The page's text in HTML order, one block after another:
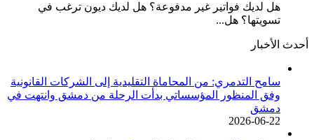
هل لديك فواتير غير مدفوعة؟ هل لديك ديون ترغب في
تسويتها؟ هل...
أحدث الأخبار
سامح التدمري: من المحاماة التقليدية إلى الشركات القانونية
وفق المنظور المؤسساتي بدأت الرحلة من دمشق وانتهت في
دمشق
2026-06-22